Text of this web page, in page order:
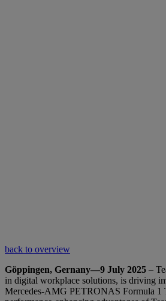
back to overview
Göppingen, Gernany—9 July 2025 –
in digital workplace solutions, is driving
Mercedes-AMG PETRONAS Formula 1